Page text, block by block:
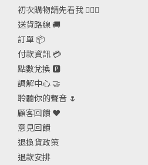
初次購物請先看我 🙋🏻‍♀️
送貨路線 🚚
訂單 📦
付款資訊 💳
點數兌換 🅿️
調解中心 🤝
聆聽你的聲音 🌷
顧客回饋 ❤️
意見回饋
退換貨政策
退款安排